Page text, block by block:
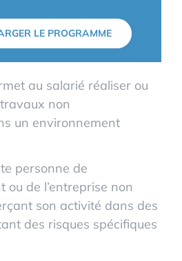
LE PROGRAMME
au salarié réaliser ou
non
un environnement
personne de
ou de l’entreprise non
son activité dans des
des risques spécifiques